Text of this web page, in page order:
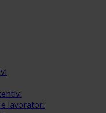
lavoratori